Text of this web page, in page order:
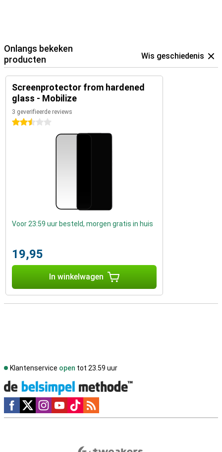
Onlangs bekeken
producten
Wis geschiedenis
Screenprotector from hardened
glass - Mobilize
3 geverifieerde reviews
2.5 sterren
Voor 23:59 uur besteld, morgen gratis in huis
19,95
In winkelwagen
Klantenservice open tot 23.59 uur
Social media